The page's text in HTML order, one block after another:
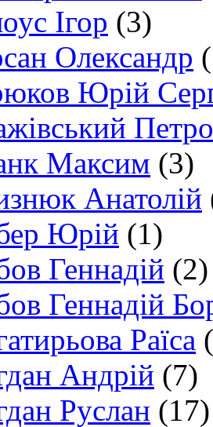
Ігор (3)
Олександр
Юрій
Петро
Максим (3)
Анатолій
Юрій (1)
Геннадій (2)
Геннадій
Раїса
Андрій (7)
Руслан (17)